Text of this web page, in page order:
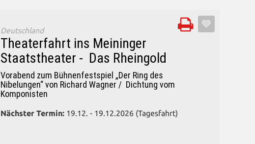
Deutschland
Theaterfahrt ins Meininger
Staatstheater - Das Rheingold
Vorabend zum Bühnenfestspiel „Der Ring des
Nibelungen“ von Richard Wagner / Dichtung vom
Komponisten
Nächster Termin: 19.12. - 19.12.2026 (Tagesfahrt)